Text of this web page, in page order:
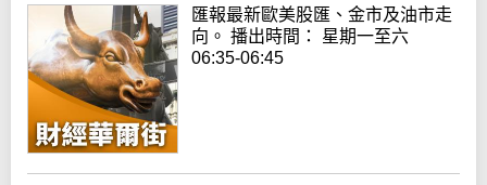
匯報最新歐美股匯、金市及油市走
向。 播出時間： 星期一至六
06:35-06:45